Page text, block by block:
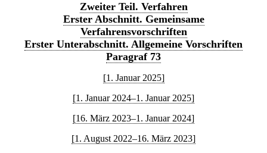
Zweiter Teil. Verfahren
Erster Abschnitt. Gemeinsame
Verfahrensvorschriften
Erster Unterabschnitt. Allgemeine Vorschriften
Paragraf 73
[1. Januar 2025]
[1. Januar 2024–1. Januar 2025]
[16. März 2023–1. Januar 2024]
[1. August 2022–16. März 2023]